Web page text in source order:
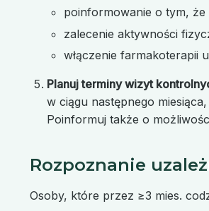
poinformowanie o tym,
zalecenie aktywności
włączenie farmakoterapii
Planuj terminy wizyt
w ciągu następnego
Poinformuj także o
Rozpoznanie
Osoby, które przez ≥3 mies.